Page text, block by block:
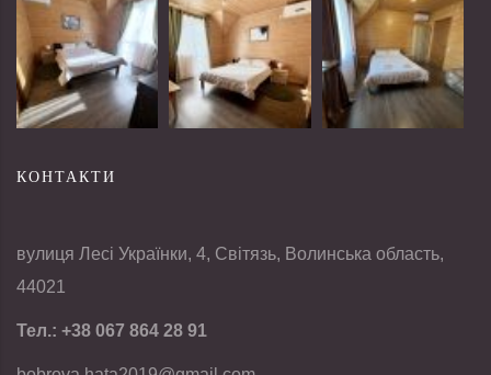
КОНТАКТИ
вулиця Лесі Українки, 4, Світязь, Волинська область,
44021
Тел.: +38 067 864 28 91